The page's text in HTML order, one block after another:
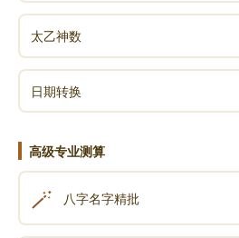
太乙神数
日期转换
高级专业测算
🪄 八字名字精批